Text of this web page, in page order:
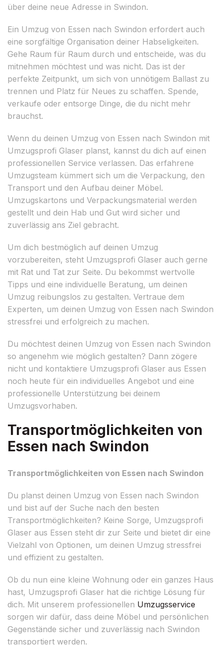
über deine neue Adresse in Swindon.
Ein Umzug von Essen nach Swindon erfordert auch
eine sorgfältige Organisation deiner Habseligkeiten.
Gehe Raum für Raum durch und entscheide, was du
mitnehmen möchtest und was nicht. Das ist der
perfekte Zeitpunkt, um sich von unnötigem Ballast zu
trennen und Platz für Neues zu schaffen. Spende,
verkaufe oder entsorge Dinge, die du nicht mehr
brauchst.
Wenn du deinen Umzug von Essen nach Swindon mit
Umzugsprofi Glaser planst, kannst du dich auf einen
professionellen Service verlassen. Das erfahrene
Umzugsteam kümmert sich um die Verpackung, den
Transport und den Aufbau deiner Möbel.
Umzugskartons und Verpackungsmaterial werden
gestellt und dein Hab und Gut wird sicher und
zuverlässig ans Ziel gebracht.
Um dich bestmöglich auf deinen Umzug
vorzubereiten, steht Umzugsprofi Glaser auch gerne
mit Rat und Tat zur Seite. Du bekommst wertvolle
Tipps und eine individuelle Beratung, um deinen
Umzug reibungslos zu gestalten. Vertraue dem
Experten, um deinen Umzug von Essen nach Swindon
stressfrei und erfolgreich zu machen.
Du möchtest deinen Umzug von Essen nach Swindon
so angenehm wie möglich gestalten? Dann zögere
nicht und kontaktiere Umzugsprofi Glaser aus Essen
noch heute für ein individuelles Angebot und eine
professionelle Unterstützung bei deinem
Umzugsvorhaben.
Transportmöglichkeiten von
Essen nach Swindon
Transportmöglichkeiten von Essen nach Swindon
Du planst deinen Umzug von Essen nach Swindon
und bist auf der Suche nach den besten
Transportmöglichkeiten? Keine Sorge, Umzugsprofi
Glaser aus Essen steht dir zur Seite und bietet dir eine
Vielzahl von Optionen, um deinen Umzug stressfrei
und effizient zu gestalten.
Ob du nun eine kleine Wohnung oder ein ganzes Haus
hast, Umzugsprofi Glaser hat die richtige Lösung für
dich. Mit unserem professionellen Umzugsservice
sorgen wir dafür, dass deine Möbel und persönlichen
Gegenstände sicher und zuverlässig nach Swindon
transportiert werden.